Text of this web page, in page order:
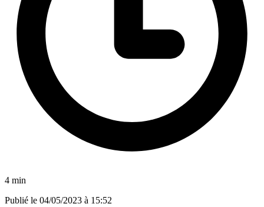
4 min
Publié le 04/05/2023 à 15:52